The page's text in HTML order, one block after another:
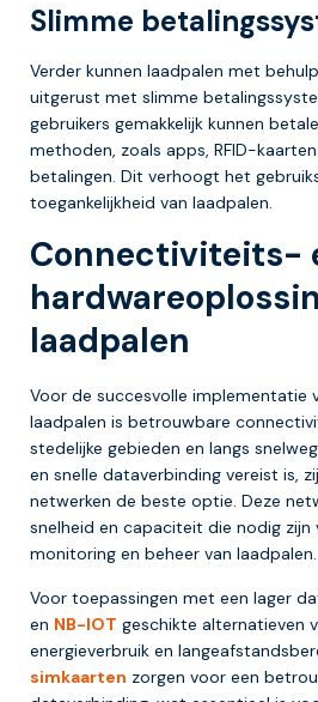
Slimme
Verder kunnen laadpalen met
uitgerust met slimme
gebruikers gemakkelijk kunnen
methoden, zoals apps, RFID-
betalingen. Dit verhoogt het
toegankelijkheid van laadpalen.
Connectiviteits-
laadpalen
Voor de succesvolle implementatie
laadpalen is betrouwbare
stedelijke gebieden en langs
en snelle dataverbinding vereist is,
netwerken de beste optie. Deze
snelheid en capaciteit die nodig zijn
monitoring en beheer van laadpalen.
Voor toepassingen met een lager
en NB-IOT geschikte alternatieven
energieverbruik en
simkaarten zorgen voor een